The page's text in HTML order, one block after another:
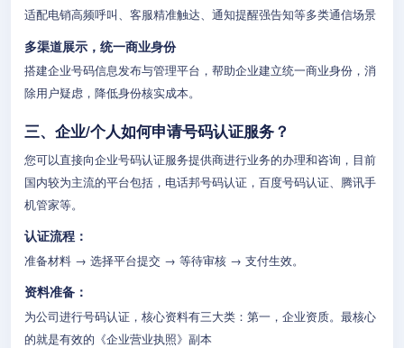
适配电销高频呼叫、客服精准触达、通知提醒强告知等多类通信场景
多渠道展示，统一商业身份
搭建企业号码信息发布与管理平台，帮助企业建立统一商业身份，消
除用户疑虑，降低身份核实成本。
三、企业/个人如何申请号码认证服务？
您可以直接向企业号码认证服务提供商进行业务的办理和咨询，目前
国内较为主流的平台包括，电话邦号码认证，百度号码认证、腾讯手
机管家等。
认证流程：
准备材料 → 选择平台提交 → 等待审核 → 支付生效。
资料准备：
为公司进行号码认证，核心资料有三大类：第一，企业资质。最核心
的就是有效的《企业营业执照》副本